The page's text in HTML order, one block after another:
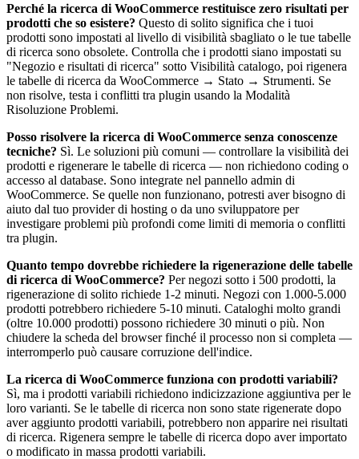
Perché la ricerca di WooCommerce restituisce zero risultati per
prodotti che so esistere? Questo di solito significa che i tuoi
prodotti sono impostati al livello di visibilità sbagliato o le tue tabelle
di ricerca sono obsolete. Controlla che i prodotti siano impostati su
"Negozio e risultati di ricerca" sotto Visibilità catalogo, poi rigenera
le tabelle di ricerca da WooCommerce → Stato → Strumenti. Se
non risolve, testa i conflitti tra plugin usando la Modalità
Risoluzione Problemi.
Posso risolvere la ricerca di WooCommerce senza conoscenze
tecniche? Sì. Le soluzioni più comuni — controllare la visibilità dei
prodotti e rigenerare le tabelle di ricerca — non richiedono coding o
accesso al database. Sono integrate nel pannello admin di
WooCommerce. Se quelle non funzionano, potresti aver bisogno di
aiuto dal tuo provider di hosting o da uno sviluppatore per
investigare problemi più profondi come limiti di memoria o conflitti
tra plugin.
Quanto tempo dovrebbe richiedere la rigenerazione delle tabelle
di ricerca di WooCommerce? Per negozi sotto i 500 prodotti, la
rigenerazione di solito richiede 1-2 minuti. Negozi con 1.000-5.000
prodotti potrebbero richiedere 5-10 minuti. Cataloghi molto grandi
(oltre 10.000 prodotti) possono richiedere 30 minuti o più. Non
chiudere la scheda del browser finché il processo non si completa —
interromperlo può causare corruzione dell'indice.
La ricerca di WooCommerce funziona con prodotti variabili?
Sì, ma i prodotti variabili richiedono indicizzazione aggiuntiva per le
loro varianti. Se le tabelle di ricerca non sono state rigenerate dopo
aver aggiunto prodotti variabili, potrebbero non apparire nei risultati
di ricerca. Rigenera sempre le tabelle di ricerca dopo aver importato
o modificato in massa prodotti variabili.